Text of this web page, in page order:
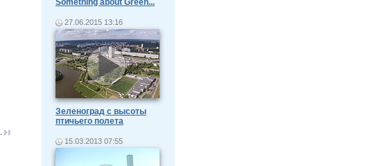
Something about Green...
27.06.2015 13:16
Зеленоград с высоты
птичьего полета
15.03.2013 07:55